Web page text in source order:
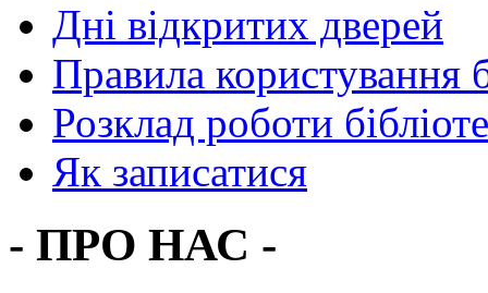
Дні відкритих дверей
Правила користування
Розклад роботи
Як записатися
- ПРО НАС -